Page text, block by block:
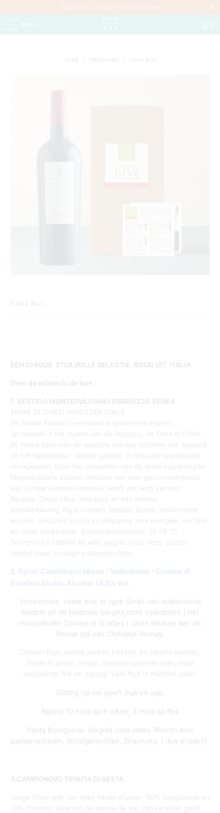
Vragen over onze wijn? Bel 06-51532464
Menu 0
HOME PRODUCTEN ITALIA BOX
Italia Box
EEN CHIQUE STIJLVOLLE SELECTIE ROOD UIT ITALIA
Over de wijnen in de box :
1. VESTIGO MONTEPULCIANO D’ABRUZZO VENEA
TERRE DI CHIETI ABRUZZEN ITALIË
De familie Paolucci verbouwt al generaties druiven
op heuvels in het zuiden van de Abruzzo, de Terre di Chieti.
Bij Venea past men de speciale indroog techniek toe, bekend
uit het Valpolicella - Veneto gebied, in speciale hygiënische
droogkasten. Door het verwerken van de deels ingedroogde
Montepulciano druiven ontstaat een zeer geconcentreerde
wijn zonder stroeve tannines. Heeft wat weg van een
Ripasso. Diepe kleur, veel geur en een intense
smaakbeleving. Rijpe bramen, bessen, laurier, mediterrane
kruiden. Ondanks kracht en diepgang zeer energiek, verfijnd
en volop drinkplezier. Schenktemperatuur: 16-18 °C
Serveren bij: Heerlijk bij wild, gegrild rood vlees, zachte
romige kaas, kruidige pastagerechten.
2. Syrah Castellucci Miano - Valledolmo – Contea di
Sclafani Sicilia. Alcohol 14,5% vol.
Verteerbare, koele true to type Syrah van vulkanische
bodem uit de Madonie bergen rond Valledolmo ( het
microclimate Contea di Sclafani ) doet denken aan de
Rhone stijl van Christine Vernay.
Donker fruit, vooral zwarte bessen en zwarte kersen.
Zoete Kruiden. Peper. Gestructureerde wijn, maar
voldoende fris en sappig. Veel fruit in midden palet.
Gisting op rvs geeft fruit en sap;
Rijping 10 mnd op fr eiken; 2 mnd op fles
Pasta Bolognese. Gegrild rood vlees. Risotto met
paddenstoelen. Stoofgerechten, Shashuka ( dus ei past!)
3.CAMPONOVO TENUTA DI SESTA
Jonge frisse wijn van twee lokale druiven, 90% Sangiovese en
10% Colorino, waarvan de eerste de wijn zijn karakter geeft